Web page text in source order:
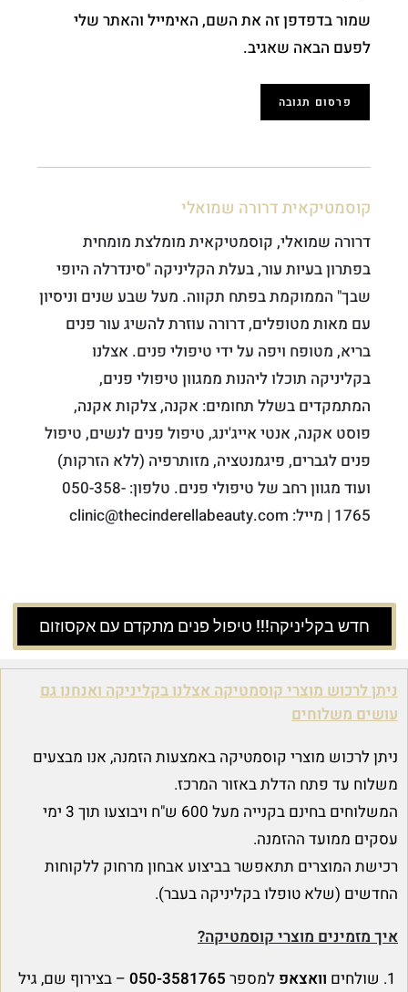
שמור בדפדפן זה את השם, האימייל והאתר שלי
לפעם הבאה שאגיב.
קוסמטיקאית דרורה שמואלי
דרורה שמואלי, קוסמטיקאית מומלצת מומחית
בפתרון בעיות עור, בעלת הקליניקה "סינדרלה היופי
שבך" הממוקמת בפתח תקווה. מעל שבע שנים וניסיון
עם מאות מטופלים, דרורה עוזרת להשיג עור פנים
בריא, מטופח ויפה על ידי טיפולי פנים. אצלנו
בקליניקה תוכלו ליהנות ממגוון טיפולי פנים,
המתמקדים בשלל תחומים: אקנה, צלקות אקנה,
פוסט אקנה, אנטי אייג'ינג, טיפול פנים לנשים, טיפול
פנים לגברים, פיגמנטציה, מזותרפיה (ללא הזרקות)
ועוד מגוון רחב של טיפולי פנים. טלפון: 050-358-
1765 | מייל: clinic@thecinderellabeauty.com
חדש בקליניקה!!! טיפול פנים מתקדם עם אקסוזום
ניתן לרכוש מוצרי קוסמטיקה אצלנו בקליניקה ואנחנו גם
עושים משלוחים
ניתן לרכוש מוצרי קוסמטיקה באמצעות הזמנה, אנו מבצעים
משלוח עד פתח הדלת באזור המרכז.
המשלוחים בחינם בקנייה מעל 600 ש"ח ויבוצעו תוך 3 ימי
עסקים ממועד ההזמנה.
רכישת המוצרים תתאפשר בביצוע אבחון מרחוק ללקוחות
החדשים (שלא טופלו בקליניקה בעבר).
איך מזמינים מוצרי קוסמטיקה?
שולחים וואצאפ למספר 050-3581765 – בצירוף שם, גיל